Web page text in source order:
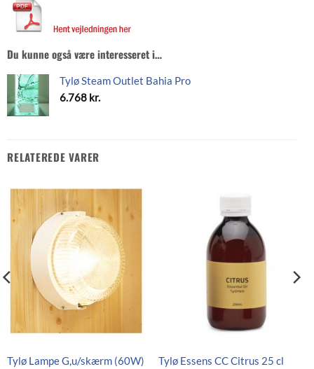
Du kunne også være interesseret i…
Tylø Steam Outlet Bahia Pro
6.768 kr.
RELATEREDE VARER
Tylø Lampe G,u/skærm (60W) Tylø Essens CC Citrus 25 cl